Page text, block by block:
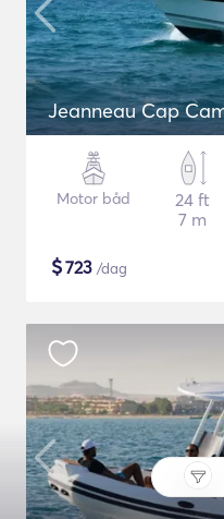
Jeanneau Cap
Motor båd
24 ft
7 m
$723 /dag